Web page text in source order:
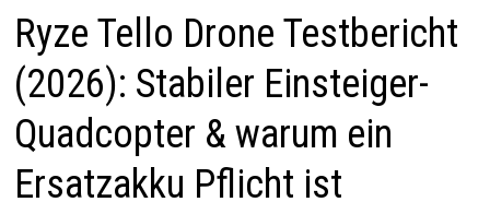
Ryze Tello Drone Testbericht
(2026): Stabiler Einsteiger-
Quadcopter & warum ein
Ersatzakku Pflicht ist